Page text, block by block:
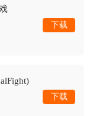
下载
下载